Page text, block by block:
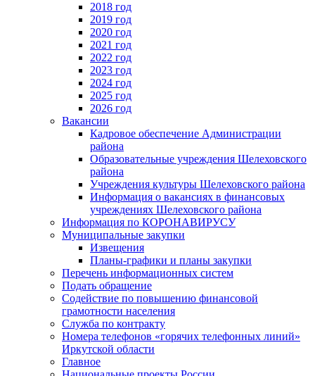
2018 год
2019 год
2020 год
2021 год
2022 год
2023 год
2024 год
2025 год
2026 год
Вакансии
Кадровое обеспечение Администрации
района
Образовательные учреждения Шелеховского
района
Учреждения культуры Шелеховского района
Информация о вакансиях в финансовых
учреждениях Шелеховского района
Информация по КОРОНАВИРУСУ
Муниципальные закупки
Извещения
Планы-графики и планы закупки
Перечень информационных систем
Подать обращение
Содействие по повышению финансовой
грамотности населения
Служба по контракту
Номера телефонов «горячих телефонных линий»
Иркутской области
Главное